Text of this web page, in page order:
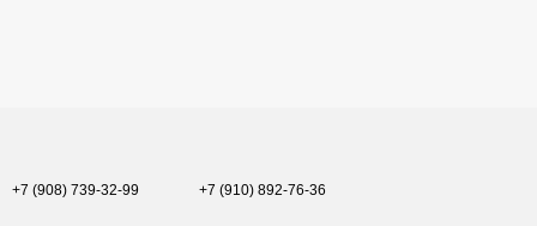
+7 (908) 739-32-99 +7 (910) 892-76-36